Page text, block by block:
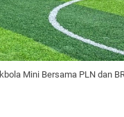
Mini Bersama PLN dan